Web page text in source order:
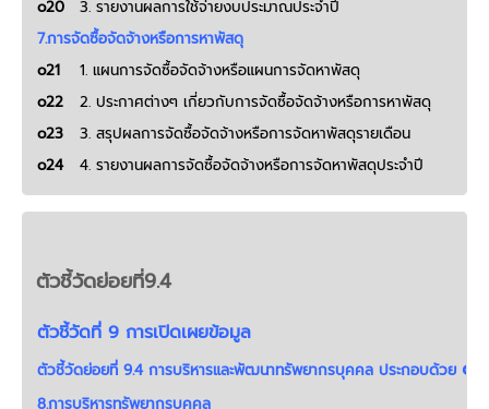
o20
3. รายงานผลการใช้จ่ายงบประมาณประจำปี
7.การจัดซื้อจัดจ้างหรือการหาพัสดุ
o21
1. แผนการจัดซื้อจัดจ้างหรือแผนการจัดหาพัสดุ
o22
2. ประกาศต่างๆ เกี่ยวกับการจัดซื้อจัดจ้างหรือการหาพัสดุ
o23
3. สรุปผลการจัดซื้อจัดจ้างหรือการจัดหาพัสดุรายเดือน
o24
4. รายงานผลการจัดซื้อจัดจ้างหรือการจัดหาพัสดุประจำปี
ตัวชี้วัดย่อยที่9.4
ตัวชี้วัดที่ 9 การเปิดเผยข้อมูล
ตัวชี้วัดย่อยที่ 9.4 การบริหารและพัฒนาทรัพยากรบุคคล ประกอบด้วย